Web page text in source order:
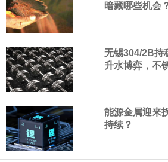
中间价相机调整。
《天津市智能机器人产业创新发展
2028年全市智能机器人产业核心产
国家发展改革委、国家能源局印发《
其中指出，统筹资源开发条件、市
暗藏哪些机会
无锡304/2B持
升水博弈，不
能源金属迎来
持续？